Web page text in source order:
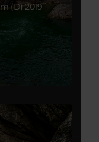
(D) 2019